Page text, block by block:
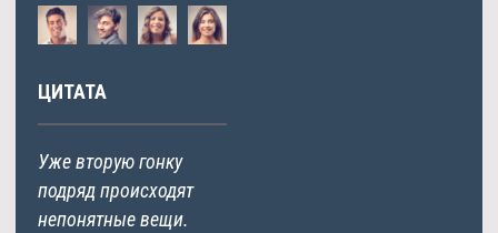
ЦИТАТА
Уже вторую гонку
подряд происходят
непонятные вещи.